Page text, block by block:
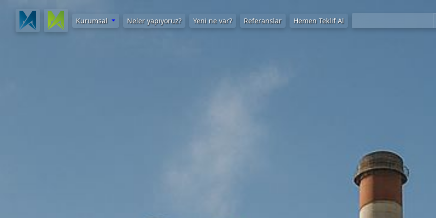
Kurumsal Neler yapıyoruz? Yeni ne var? Referanslar Hemen Teklif Al